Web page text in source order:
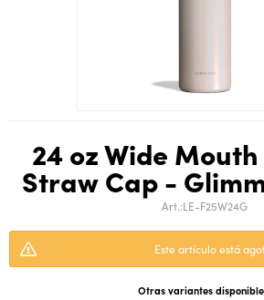
24 oz Wide
Straw Cap -
LE-F25W24G
Este artículo está
Otras variantes